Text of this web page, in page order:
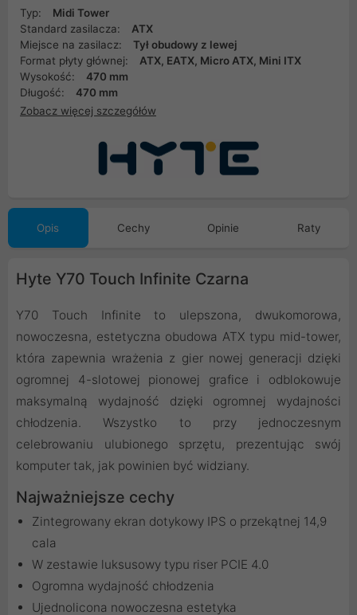
Typ:
Midi Tower
Standard zasilacza:
ATX
Miejsce na zasilacz:
Tył obudowy z lewej
Format płyty głównej:
ATX, EATX, Micro ATX, Mini ITX
Wysokość:
470 mm
Długość:
470 mm
Zobacz więcej szczegółów
Opis Cechy Opinie Raty
Hyte Y70 Touch Infinite Czarna
Y70 Touch Infinite to ulepszona, dwukomorowa,
nowoczesna, estetyczna obudowa ATX typu mid-tower,
która zapewnia wrażenia z gier nowej generacji dzięki
ogromnej 4-slotowej pionowej grafice i odblokowuje
maksymalną wydajność dzięki ogromnej wydajności
chłodzenia. Wszystko to przy jednoczesnym
celebrowaniu ulubionego sprzętu, prezentując swój
komputer tak, jak powinien być widziany.
Najważniejsze cechy
Zintegrowany ekran dotykowy IPS o przekątnej 14,9
cala
W zestawie luksusowy typu riser PCIE 4.0
Ogromna wydajność chłodzenia
Ujednolicona nowoczesna estetyka